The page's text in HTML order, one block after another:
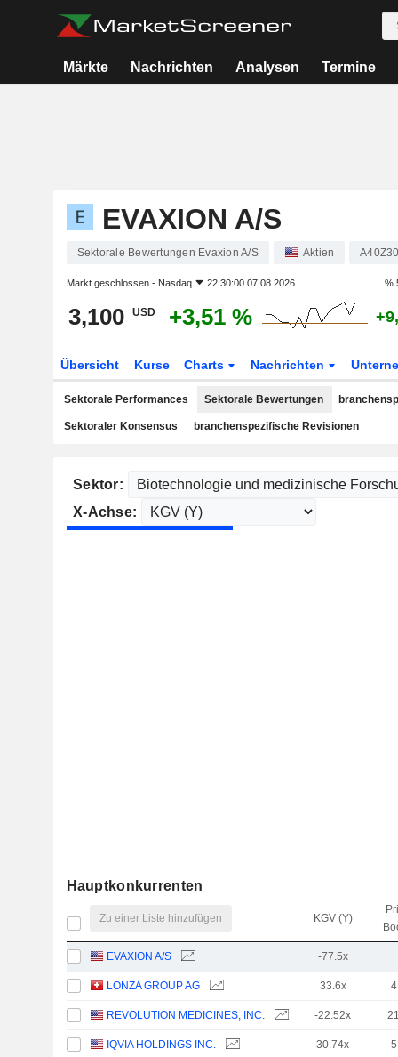
Märkte Nachrichten Analysen Termine
EVAXION A/S
Sektorale Bewertungen Evaxion A/S Aktien A40Z30
Markt geschlossen - Nasdaq 22:30:00 07.08.2026 %
3,100 USD +3,51 %
Übersicht Kurse Charts Nachrichten
Sektorale Performances Sektorale Bewertungen
Sektoraler Konsensus branchenspezifische Revisionen
Sektor:
X-Achse:
Hauptkonkurrenten
Zu einer Liste hinzufügen KGV (Y)
EVAXION A/S -77.5x
LONZA GROUP AG 33.6x
REVOLUTION MEDICINES, INC. -22.52x
IQVIA HOLDINGS INC. 30.74x